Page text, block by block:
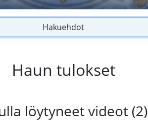
Hakuehdot
Haun tulokset
löytyneet videot (2)